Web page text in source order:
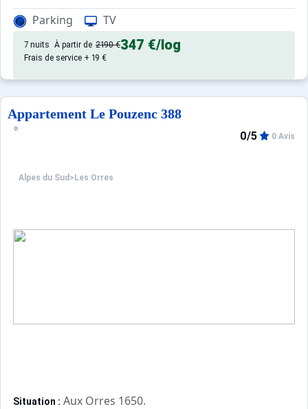
Appartement de particulier :Confortable et tout équipé.
Parking TV
7 nuits À partir de 2190 €347 €/log
Frais de service + 19 €
Appartement Le Pouzenc 388
Alpes du Sud > Les Orres
0/5 0 Avis
Situation : Aux Orres 1650.